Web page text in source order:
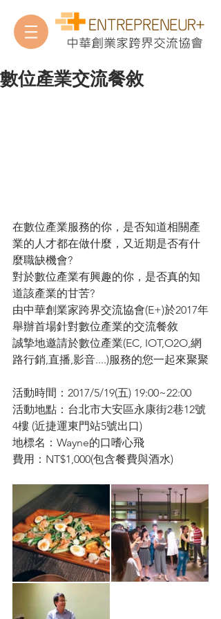
中華創業家跨界交流協會
數位產業交流餐敘
在數位產業服務的你，是否知道相關產
業的人才都在做什麼，又近期是否有什
麼職缺機會?
對於數位產業有興趣的你，是否真的知
道該產業的甘苦?
由中華創業家跨界交流協會(E+)於2017年
舉辦首場針對數位產業的交流餐敘
誠摯地邀請於數位產業(EC, IOT,O2O,網
路行銷,直播,影音....)服務的您一起來聚聚
活動時間：2017/5/19(五) 19:00~22:00
活動地點：台北市大安區永康街2巷12號
4樓 (近捷運東門站5號出口)
​地標名：Wayne的口嗜心飛
費用：NT$1,000(包含餐費與酒水)